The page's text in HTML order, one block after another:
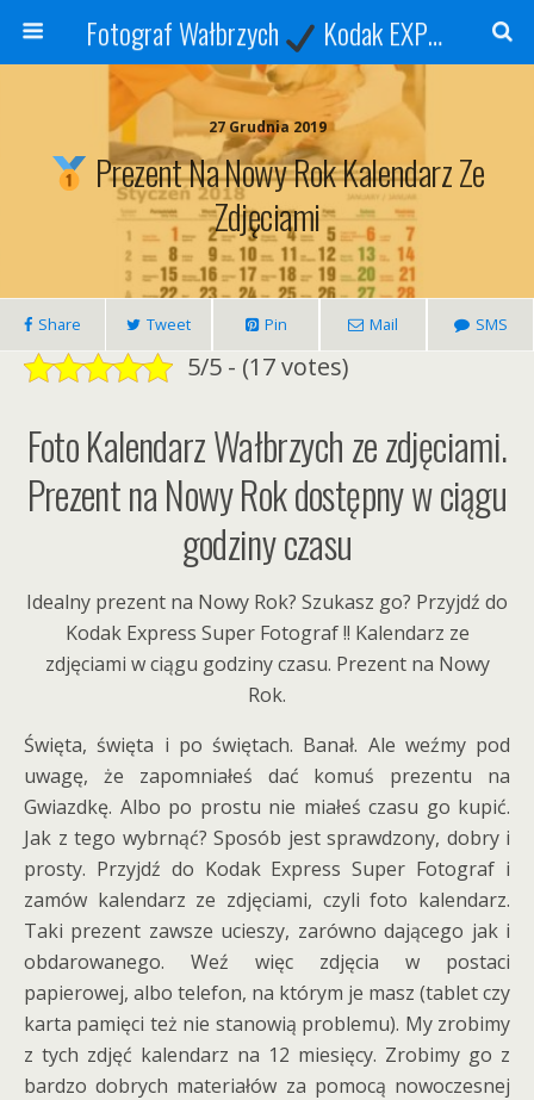
Fotograf Wałbrzych Kodak EXPRESS
27 Grudnia 2019
Prezent Na Nowy Rok Kalendarz Ze
Zdjęciami
Share Tweet Pin Mail SMS
5/5 - (17 votes)
Foto Kalendarz Wałbrzych ze zdjęciami.
Prezent na Nowy Rok dostępny w ciągu
godziny czasu
Idealny prezent na Nowy Rok? Szukasz go? Przyjdź do
Kodak Express Super Fotograf !! Kalendarz ze
zdjęciami w ciągu godziny czasu. Prezent na Nowy
Rok.
Święta, święta i po świętach. Banał. Ale weźmy pod
uwagę, że zapomniałeś dać komuś prezentu na
Gwiazdkę. Albo po prostu nie miałeś czasu go kupić.
Jak z tego wybrnąć? Sposób jest sprawdzony, dobry i
prosty. Przyjdź do Kodak Express Super Fotograf i
zamów kalendarz ze zdjęciami, czyli foto kalendarz.
Taki prezent zawsze ucieszy, zarówno dającego jak i
obdarowanego. Weź więc zdjęcia w postaci
papierowej, albo telefon, na którym je masz (tablet czy
karta pamięci też nie stanowią problemu). My zrobimy
z tych zdjęć kalendarz na 12 miesięcy. Zrobimy go z
bardzo dobrych materiałów za pomocą nowoczesnej